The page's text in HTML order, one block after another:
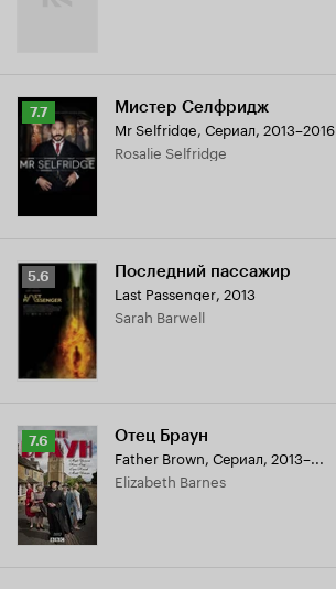
Рейтинг
Кинопоиска
7.7
7.7 Мистер Селфридж
Mr Selfridge, Сериал, 2013–2016
Rosalie Selfridge
Рейтинг
Кинопоиска
5.6
5.6 Последний пассажир
Last Passenger, 2013
Sarah Barwell
Рейтинг
Кинопоиска
7.6
7.6 Отец Браун
Father Brown, Сериал, 2013–...
Elizabeth Barnes